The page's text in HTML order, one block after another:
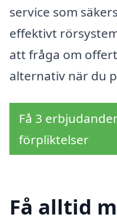
service som
effektivt
att fråga om
alternativ när du
Få 3
förpliktelser
Få alltid